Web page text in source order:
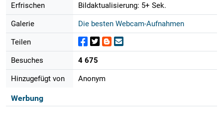
Erfrischen Bildaktualisierung: 5+ Sek.
Galerie Die besten Webcam-Aufnahmen
Teilen
Besuches 4 675
Hinzugefügt von Anonym
Werbung